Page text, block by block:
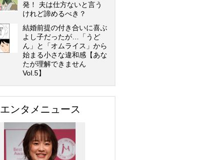
発！ 夫は仕方ないと言う
けれど諦めるべき？
結婚前提の付き合いに喜ぶ
よし子だったが…「うど
ん」と「オムライス」から
始まる小さな違和感【あな
たが理解できません
Vol.5】
エンタメニュース